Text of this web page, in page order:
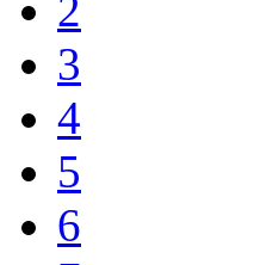
3
4
5
6